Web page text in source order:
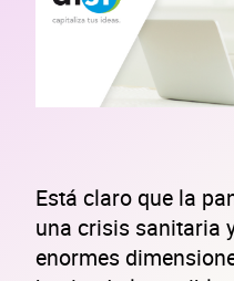
Está claro que la
una crisis sanitaria
enormes